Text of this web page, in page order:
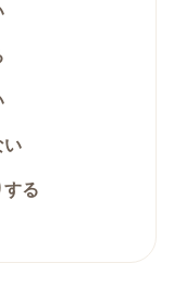
い
する